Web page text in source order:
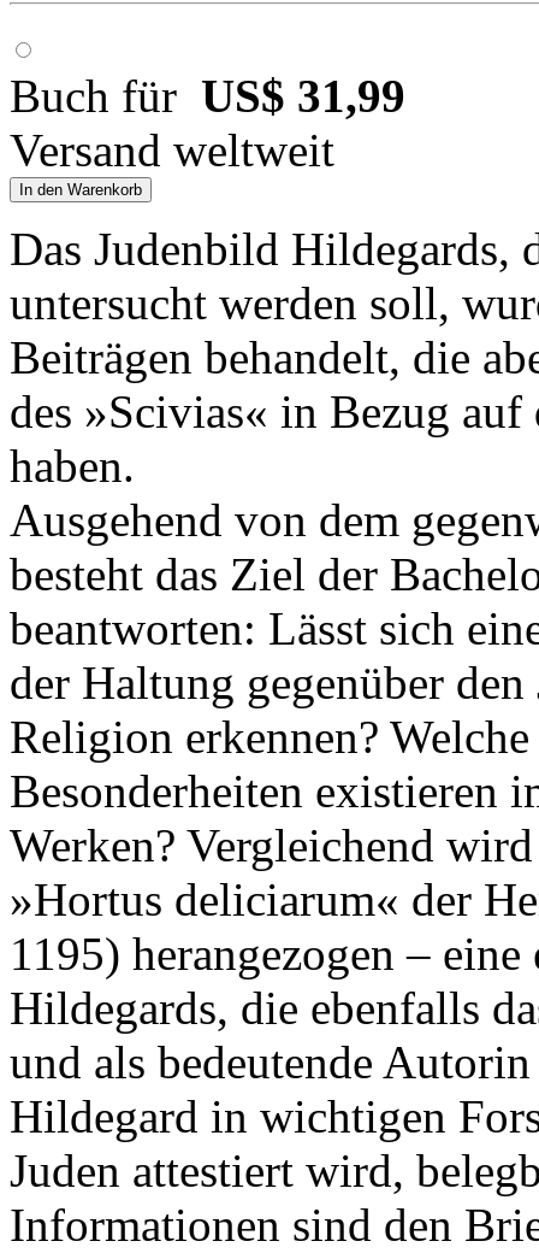
Buch für US$ 31,99
Versand weltweit
In den Warenkorb
Das Judenbild Hildegards,
untersucht werden soll,
Beiträgen behandelt, die
des »Scivias« in Bezug
haben.
Ausgehend von dem
besteht das Ziel der
beantworten: Lässt sich
der Haltung gegenüber
Religion erkennen?
Besonderheiten existieren
Werken? Vergleichend
»Hortus deliciarum« der
1195) herangezogen –
Hildegards, die ebenfalls
und als bedeutende
Hildegard in wichtigen
Juden attestiert wird,
Informationen sind den